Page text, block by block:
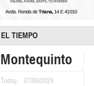
EL TIEMPO
Montequinto
Today 07/08/2026